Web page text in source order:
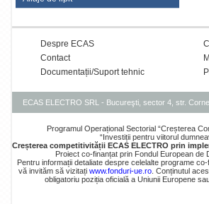
Despre ECAS
Contact
Documentații/Suport tehnic
ECAS ELECTRO SRL - Bucureşti, sector 4, str.
Programul Operațional Sectorial “Creșterea
“Investiții pentru viitorul
Creșterea competitivității ECAS ELECTRO prin
Proiect co-finanțat prin Fondul European de
Pentru informații detaliate despre celelalte programe
vă invităm să vizitați www.fonduri-ue.ro. Conținutul
obligatoriu poziția oficială a Uniunii Europene